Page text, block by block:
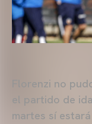
Florenzi no
el partido de
martes sí